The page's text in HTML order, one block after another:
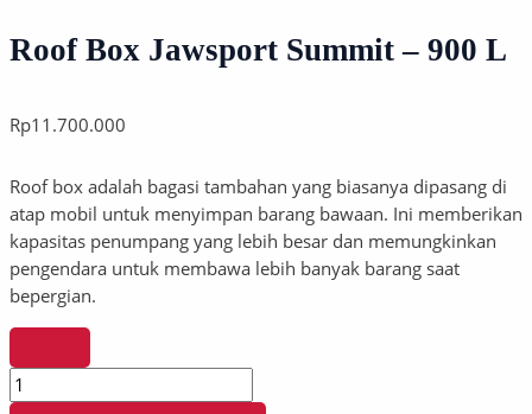
Roof Box Jawsport Summit – 900 L
Rp11.700.000
Roof box adalah bagasi tambahan yang biasanya dipasang di
atap mobil untuk menyimpan barang bawaan. Ini memberikan
kapasitas penumpang yang lebih besar dan memungkinkan
pengendara untuk membawa lebih banyak barang saat
bepergian.